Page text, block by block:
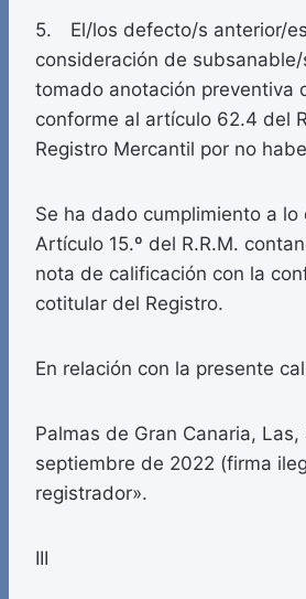
5. El/los defecto/s anterior/
consideración de
tomado anotación preventiva
conforme al artículo 62.4 del
Registro Mercantil por no
Se ha dado cumplimiento a lo
Artículo 15.º del R.R.M.
nota de calificación con la
cotitular del Registro.
En relación con la presente
Palmas de Gran Canaria,
septiembre de 2022 (firma
registrador».
III